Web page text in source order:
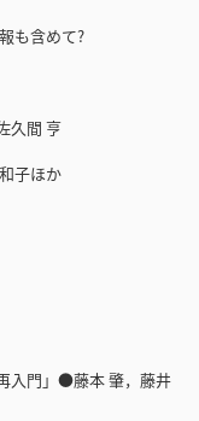
も含めて?
久間 亨
子ほか
入門」●藤本 肇，藤井